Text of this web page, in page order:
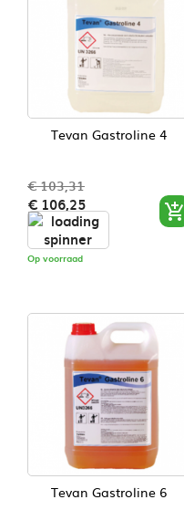
Tevan Gastroline 4
prijs
€ 103,31
€ 106,25
Op voorraad

Tevan Gastroline 6